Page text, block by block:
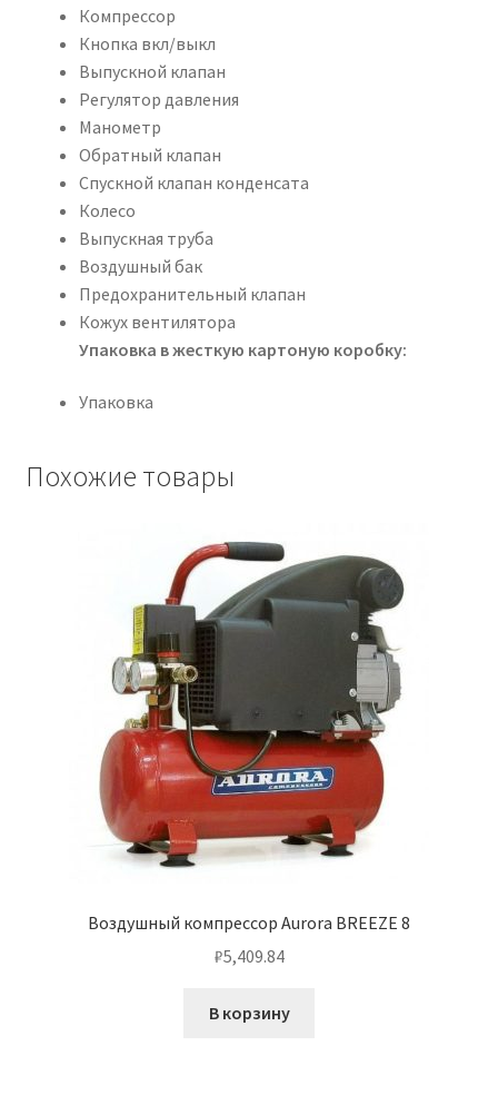
Компрессор
Кнопка вкл/выкл
Выпускной клапан
Регулятор давления
Манометр
Обратный клапан
Спускной клапан конденсата
Колесо
Выпускная труба
Воздушный бак
Предохранительный клапан
Кожух вентилятора
Упаковка в жесткую картоную коробку:
Упаковка
Похожие товары
Воздушный компрессор Aurora BREEZE 8
₽5,409.84
В корзину